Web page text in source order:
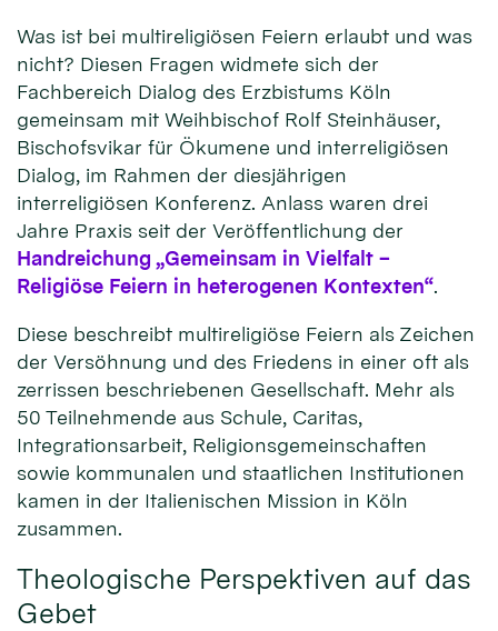
Was ist bei multireligiösen Feiern erlaubt und was
nicht? Diesen Fragen widmete sich der
Fachbereich Dialog des Erzbistums Köln
gemeinsam mit Weihbischof Rolf Steinhäuser,
Bischofsvikar für Ökumene und interreligiösen
Dialog, im Rahmen der diesjährigen
interreligiösen Konferenz. Anlass waren drei
Jahre Praxis seit der Veröffentlichung der
Handreichung „Gemeinsam in Vielfalt –
Religiöse Feiern in heterogenen Kontexten“.
Diese beschreibt multireligiöse Feiern als Zeichen
der Versöhnung und des Friedens in einer oft als
zerrissen beschriebenen Gesellschaft. Mehr als
50 Teilnehmende aus Schule, Caritas,
Integrationsarbeit, Religionsgemeinschaften
sowie kommunalen und staatlichen Institutionen
kamen in der Italienischen Mission in Köln
zusammen.
Theologische Perspektiven auf das
Gebet